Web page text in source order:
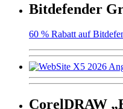
Bitdefender
60 % Rabatt auf
CorelDRAW